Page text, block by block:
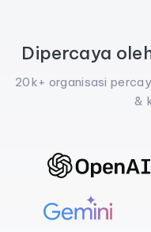
Dipercaya
20k+ organisasi
&